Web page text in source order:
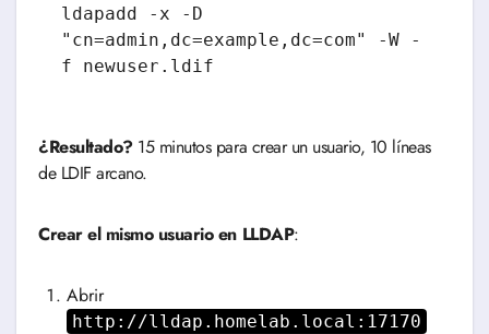
ldapadd -x -D
"cn=admin,dc=example,dc=com" -W -
f newuser.ldif
¿Resultado?15 minutos para crear un usuario, 10 líneas
de LDIF arcano.
Crear el mismo usuario en LLDAP:
Abrir
http://lldap.homelab.local:17170